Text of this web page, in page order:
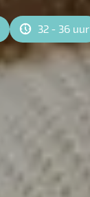
32 - 36 uur